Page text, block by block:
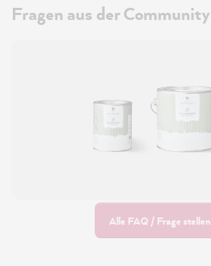
Fragen aus der Community
Alle FAQ / Frage stellen